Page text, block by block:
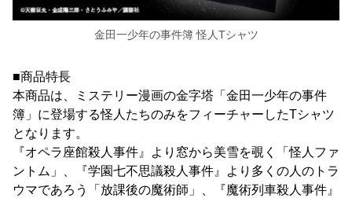
金田一少年の事件簿 怪人Tシャツ
■商品特長
本商品は、ミステリー漫画の金字塔「金田一少年の事件
簿」に登場する怪人たちのみをフィーチャーしたTシャツ
となります。
『オペラ座館殺人事件』より窓から美雪を覗く「怪人ファ
ントム」、『学園七不思議殺人事件』より多くの人のトラ
ウマであろう「放課後の魔術師」、『魔術列車殺人事件』